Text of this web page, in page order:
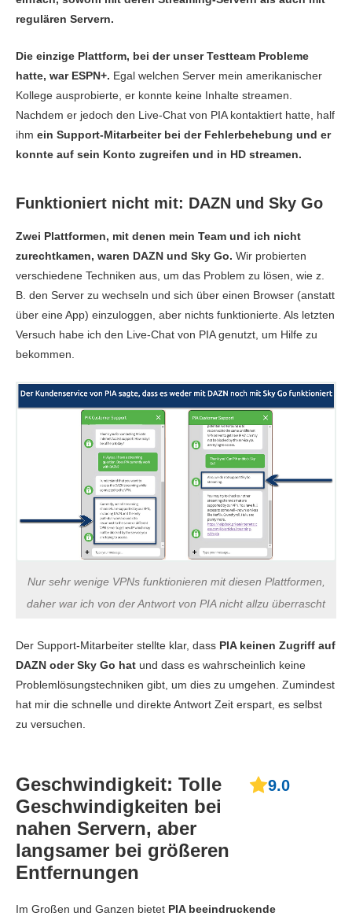
regulären Servern.
Die einzige Plattform, bei der unser Testteam Probleme
hatte, war ESPN+. Egal welchen Server mein amerikanischer
Kollege ausprobierte, er konnte keine Inhalte streamen.
Nachdem er jedoch den Live-Chat von PIA kontaktiert hatte, half
ihm ein Support-Mitarbeiter bei der Fehlerbehebung und er
konnte auf sein Konto zugreifen und in HD streamen.
Funktioniert nicht mit: DAZN und Sky Go
Zwei Plattformen, mit denen mein Team und ich nicht
zurechtkamen, waren DAZN und Sky Go. Wir probierten
verschiedene Techniken aus, um das Problem zu lösen, wie z.
B. den Server zu wechseln und sich über einen Browser (anstatt
über eine App) einzuloggen, aber nichts funktionierte. Als letzten
Versuch habe ich den Live-Chat von PIA genutzt, um Hilfe zu
bekommen.
Nur sehr wenige VPNs funktionieren mit diesen Plattformen,
daher war ich von der Antwort von PIA nicht allzu überrascht
Der Support-Mitarbeiter stellte klar, dass PIA keinen Zugriff auf
DAZN oder Sky Go hat und dass es wahrscheinlich keine
Problemlösungstechniken gibt, um dies zu umgehen. Zumindest
hat mir die schnelle und direkte Antwort Zeit erspart, es selbst
zu versuchen.
Geschwindigkeit: Tolle
Geschwindigkeiten bei
nahen Servern, aber
langsamer bei größeren
Entfernungen
9.0
Im Großen und Ganzen bietet PIA beeindruckende